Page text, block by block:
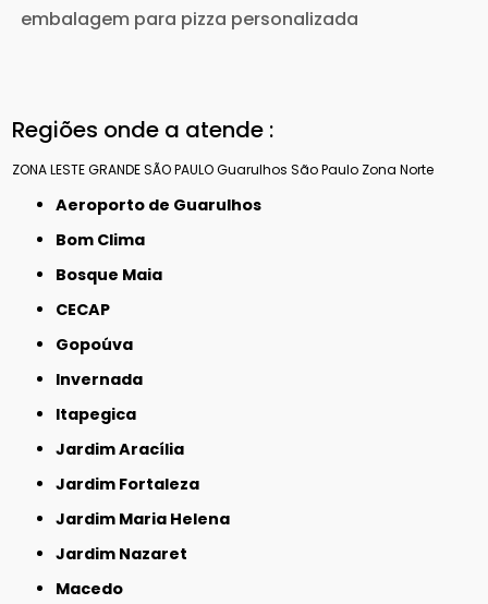
embalagem para pizza personalizada
Regiões onde a atende :
ZONA LESTEGRANDE SÃO PAULOGuarulhos São Paulo Zona Norte
Aeroporto de Guarulhos
Bom Clima
Bosque Maia
CECAP
Gopoúva
Invernada
Itapegica
Jardim Aracília
Jardim Fortaleza
Jardim Maria Helena
Jardim Nazaret
Macedo